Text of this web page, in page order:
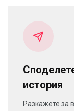
история
Разкажете за